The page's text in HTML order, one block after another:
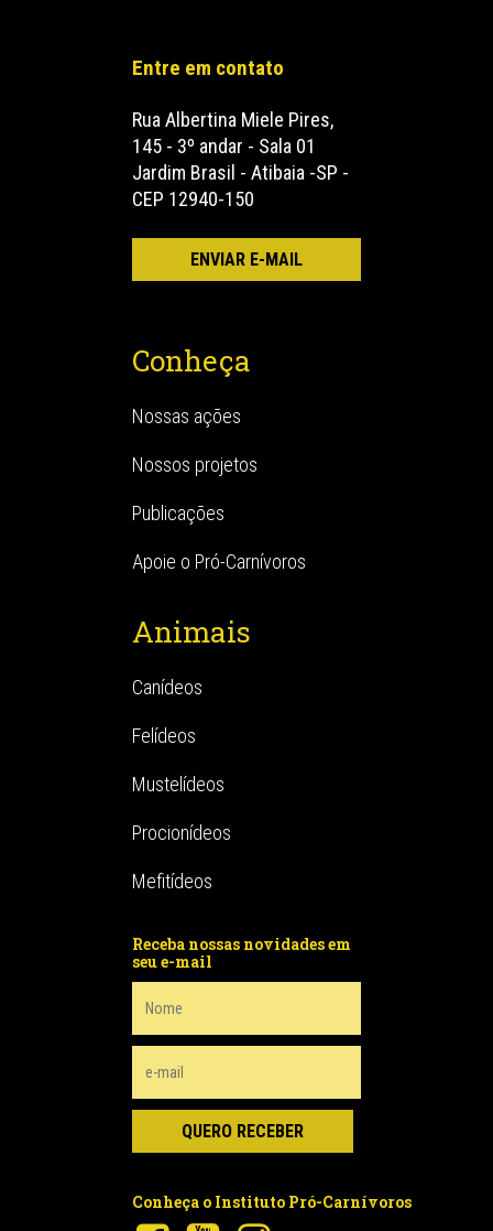
Entre em contato
Rua Albertina Miele Pires,
145 - 3º andar - Sala 01
Jardim Brasil - Atibaia -SP -
CEP 12940-150
Conheça
Nossas ações
Nossos projetos
Publicações
Apoie o Pró-Carnívoros
Animais
Canídeos
Felídeos
Mustelídeos
Procionídeos
Mefitídeos
Receba nossas novidades em
seu e-mail
Conheça o Instituto Pró-Carnívoros